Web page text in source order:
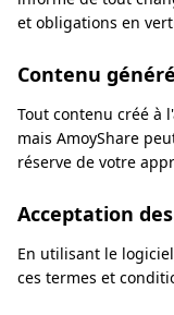
et obligations en
Contenu
Tout contenu créé à
mais AmoyShare
réserve de votre
Acceptation
En utilisant le
ces termes et